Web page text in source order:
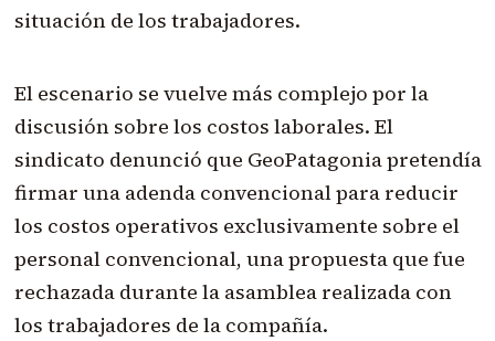
situación de los trabajadores.
El escenario se vuelve más complejo por la
discusión sobre los costos laborales. El
sindicato denunció que GeoPatagonia pretendía
firmar una adenda convencional para reducir
los costos operativos exclusivamente sobre el
personal convencional, una propuesta que fue
rechazada durante la asamblea realizada con
los trabajadores de la compañía.